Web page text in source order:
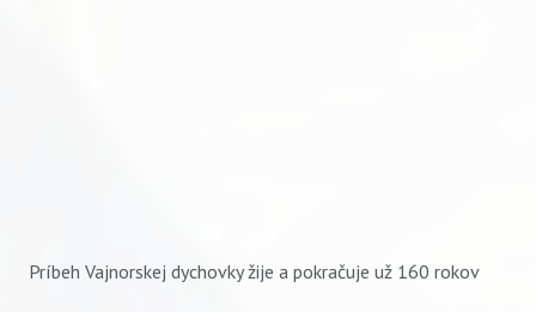
Príbeh Vajnorskej dychovky žije a pokračuje už 160 rokov